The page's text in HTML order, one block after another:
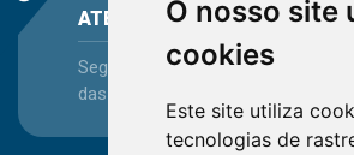
O nosso site
cookies
Este site utiliza
tecnologias de
ATENDIMENTO
Segunda-feira a Sexta-feira - das
das 13:30 às 16:45